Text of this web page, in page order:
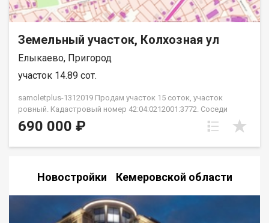
Земельный участок, Колхозная ул
Елыкаево, Пригород
участок 14.89 сот.
samoletplus-1312019 Продам участок 15 соток, участок
ровный. Кадастровый номер 42:04:0212001:3772. Соседи
строятся, дорог до участка отсыпана щебнем. Щербаков
Дмитрий
690 000 ₽
Новостройки Кемеровской области